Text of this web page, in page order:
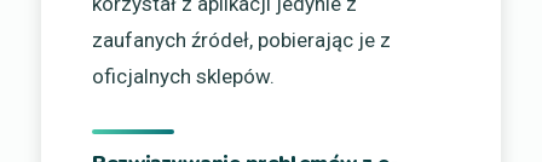
zaufanych źródeł, pobierając je z
oficjalnych sklepów.